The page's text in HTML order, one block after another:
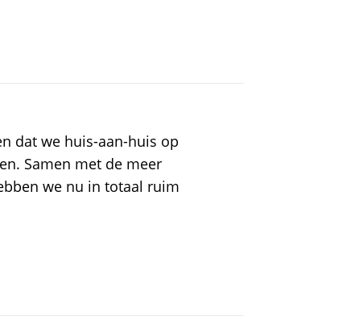
dat we huis-aan-huis op
Samen met de meer
we nu in totaal ruim